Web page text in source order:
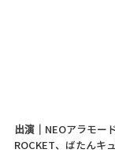
出演｜ NEOアラモー
ROCKET、ばたんキ